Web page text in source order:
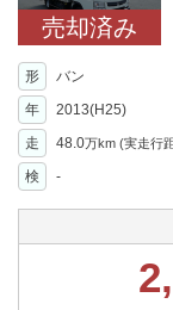
売却済み
形 バン
年
2013(H25)
走 48.0万km (実走行
検
-